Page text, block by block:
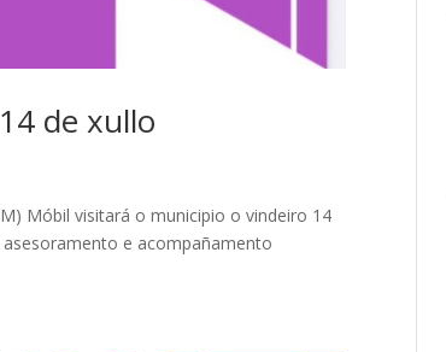
de xullo
Móbil visitará o municipio o vindeiro 14
e acompañamento